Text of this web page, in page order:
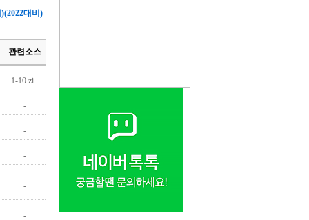
대비)
관련소스
1-10.zi..
-
-
-
-
-